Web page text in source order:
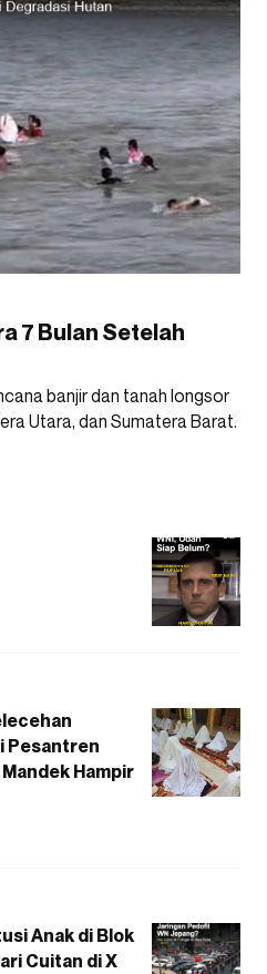
7 Bulan Setelah
banjir dan tanah longsor
Utara, dan Sumatera Barat.
Pesantren
Hampir
Anak di Blok
Cuitan di X